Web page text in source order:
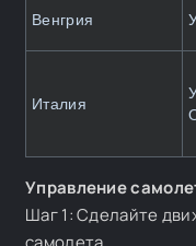
Венгрия
Италия
Управление
Шаг 1: Сделайте